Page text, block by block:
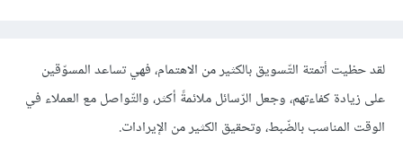
لقد حظيت أتمتة التّسويق بالكثير من الاهتمام، فهي تساعد المسوّقين
على زيادة كفاءتهم، وجعل الرّسائل ملائمةً أكثر، والتّواصل مع العملاء في
الوقت المناسب بالضّبط، وتحقيق الكثير من الإيرادات.